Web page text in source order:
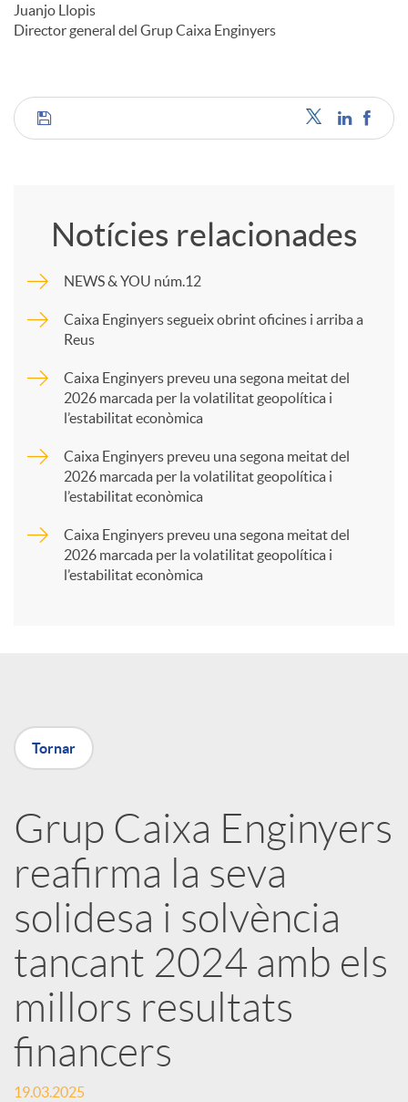
Juanjo Llopis
Director general del Grup Caixa Enginyers
C
p
a
X
r
x
e
s
S
Notícies relacionades
NEWS & YOU núm.12
Caixa Enginyers segueix obrint oficines i arriba a
Reus
Caixa Enginyers preveu una segona meitat del
2026 marcada per la volatilitat geopolítica i
l’estabilitat econòmica
Caixa Enginyers preveu una segona meitat del
2026 marcada per la volatilitat geopolítica i
l’estabilitat econòmica
Caixa Enginyers preveu una segona meitat del
2026 marcada per la volatilitat geopolítica i
l’estabilitat econòmica
Tornar
Grup Caixa Enginyers
reafirma la seva
solidesa i solvència
tancant 2024 amb els
millors resultats
financers
19.03.2025